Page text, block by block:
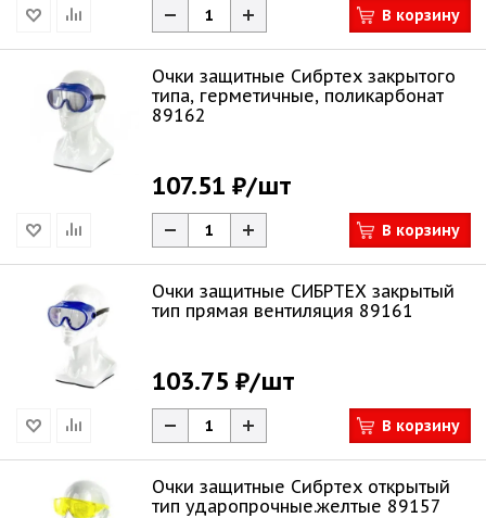
В корзину
Очки защитные Сибртех закрытого
типа, герметичные, поликарбонат
89162
107.51 ₽/шт
В корзину
Очки защитные СИБРТЕХ закрытый
тип прямая вентиляция 89161
103.75 ₽/шт
В корзину
Очки защитные Сибртех открытый
тип ударопрочные.желтые 89157